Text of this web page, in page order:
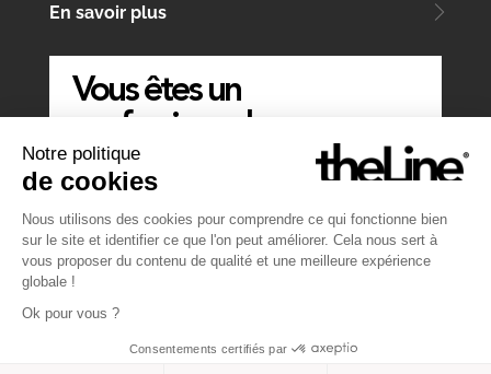
En savoir plus
Vous êtes un
professionnel
ÉCRIVEZ-NOUS
Website byAtelier MT& Symediane
Notre politique
de cookies
Nous utilisons des cookies pour comprendre ce qui fonctionne bien
sur le site et identifier ce que l'on peut améliorer. Cela nous sert à
vous proposer du contenu de qualité et une meilleure expérience
globale !
Ok pour vous ?
Consentements certifiés par